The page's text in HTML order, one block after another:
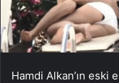
Hamdi Alkan’ın eski